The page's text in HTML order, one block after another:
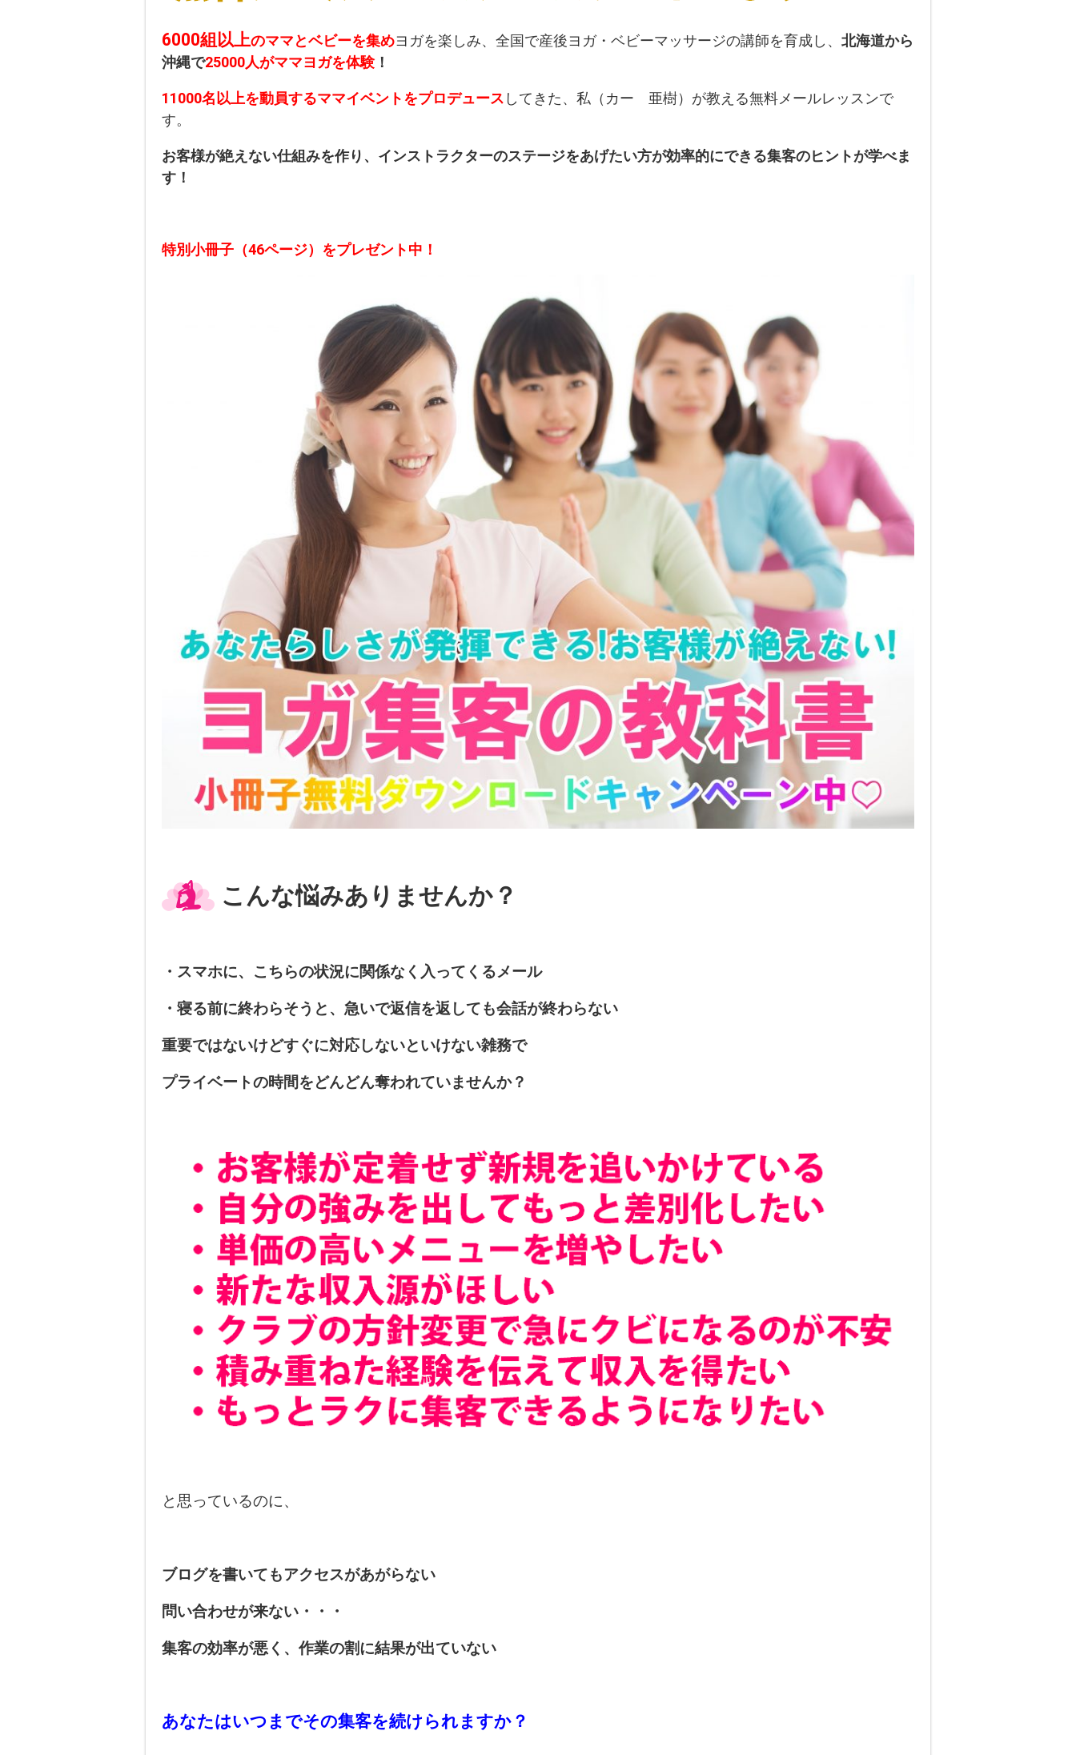
6000組以上のママとベビーを集めヨガを楽しみ、全国で産後ヨガ・ベビーマッサージの講師を育成し、 北海道から
沖縄で25000人がママヨガを体験 ！
11000名以上を動員するママイベントをプロデュース してきた、私（カー 亜樹）が教える無料メールレッスンで
す。
お客様が絶えない仕組みを作り、 インストラクターのステージをあげたい方が効率的にできる集客のヒントが学べま
す！
特別小冊子（46ページ）をプレゼント中！
こんな悩みありませんか？
・ スマホに、こちらの状況に関係なく入ってくるメール
・寝る前に終わらそうと、急いで返信を返しても会話が終わらない
重要ではないけどすぐに対応しないといけない雑務で
プライベートの時間をどんどん奪われていませんか？
と思っているのに、
ブログを書いてもアクセスがあがらない
問い合わせが来ない・・・
集客の効率が悪く、作業の割に結果が出ていない
あなたはいつまでその集客を続けられますか？